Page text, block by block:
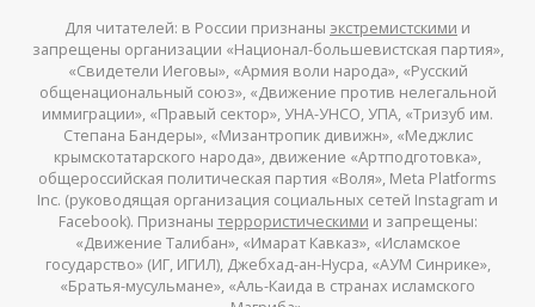
Для читателей: в России признаны экстремистскими и
запрещены организации «Национал-большевистская партия»,
«Свидетели Иеговы», «Армия воли народа», «Русский
общенациональный союз», «Движение против нелегальной
иммиграции», «Правый сектор», УНА-УНСО, УПА, «Тризуб им.
Степана Бандеры», «Мизантропик дивижн», «Меджлис
крымскотатарского народа», движение «Артподготовка»,
общероссийская политическая партия «Воля», Meta Platforms
Inc. (руководящая организация социальных сетей Instagram и
Facebook). Признаны террористическими и запрещены:
«Движение Талибан», «Имарат Кавказ», «Исламское
государство» (ИГ, ИГИЛ), Джебхад-ан-Нусра, «АУМ Синрике»,
«Братья-мусульмане», «Аль-Каида в странах исламского